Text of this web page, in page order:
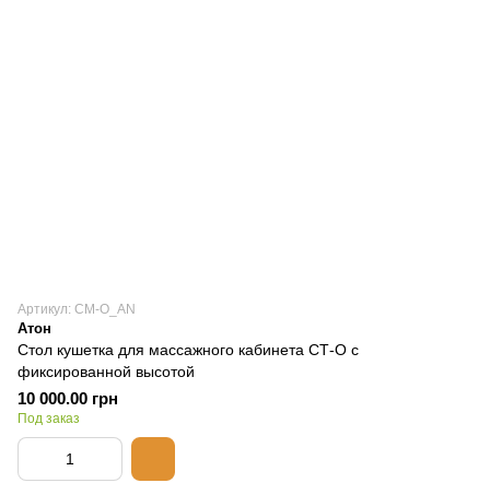
Артикул: СМ-О_AN
Атон
Стол кушетка для массажного кабинета CТ-О с
фиксированной высотой
10 000.00 грн
Под заказ